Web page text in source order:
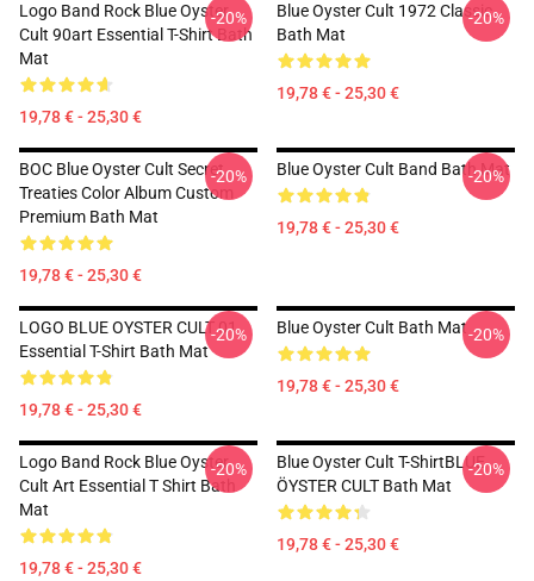
Logo Band Rock Blue Oyster
Cult 90art Essential T-Shirt Bath
Mat
19,78 € - 25,30 €
-20%
Blue Oyster Cult 1972 Classic
Bath Mat
19,78 € - 25,30 €
-20%
BOC Blue Oyster Cult Secret
Treaties Color Album Custom
Premium Bath Mat
19,78 € - 25,30 €
-20% Blue Oyster Cult Band Bath Mat
19,78 € - 25,30 €
-20%
LOGO BLUE OYSTER CULT 01
Essential T-Shirt Bath Mat
19,78 € - 25,30 €
-20% Blue Oyster Cult Bath Mat
19,78 € - 25,30 €
-20%
Logo Band Rock Blue Oyster
Cult Art Essential T Shirt Bath
Mat
19,78 € - 25,30 €
-20%
Blue Oyster Cult T-ShirtBLUE
ÖYSTER CULT Bath Mat
19,78 € - 25,30 €
-20%